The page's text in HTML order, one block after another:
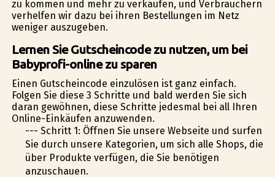
zu kommen und mehr zu verkaufen, und Verbrauchern
verhelfen wir dazu bei ihren Bestellungen im Netz
weniger auszugeben.
Lernen Sie Gutscheincode zu nutzen, um bei
Babyprofi-online zu sparen
Einen Gutscheincode einzulösen ist ganz einfach.
Folgen Sie diese 3 Schritte und bald werden Sie sich
daran gewöhnen, diese Schritte jedesmal bei all Ihren
Online-Einkäufen anzuwenden.
--- Schritt 1: Öffnen Sie unsere Webseite und surfen
Sie durch unsere Kategorien, um sich alle Shops, die
über Produkte verfügen, die Sie benötigen
anzuschauen.